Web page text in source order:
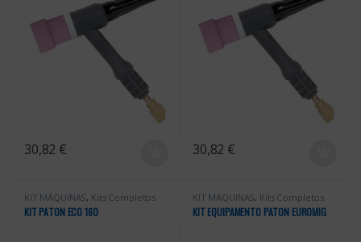
30,82 € 30,82 €
KIT MÁQUINAS, Kits Completos
KIT PATON ECO 160
KIT MÁQUINAS, Kits Completos
KIT EQUIPAMENTO PATON EUROMIG